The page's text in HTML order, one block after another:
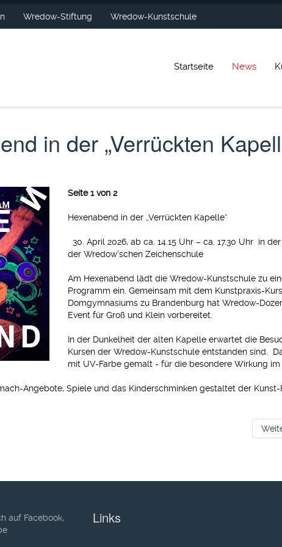
Wredow-Stiftung Wredow-Kunstschule
Startseite News
in der „Verrückten
Seite 1 von 2
Hexenabend in der „Verrückten Kapelle“
30. April 2026, ab ca. 14.15 Uhr – ca. 17.30 Uhr in
der Wredow‘schen Zeichenschule
Am Hexenabend lädt die Wredow-Kunstschule zu
Programm ein. Gemeinsam mit dem Kunstpraxis-
Domgymnasiums zu Brandenburg hat Wredow-
Event für Groß und Klein vorbereitet.
In der Dunkelheit der alten Kapelle erwartet die
Kursen der Wredow-Kunstschule entstanden sind.
mit UV-Farbe gemalt - für die besondere Wirkung
Angebote, Spiele und das Kinderschminken gestaltet der
auf Facebook,
Links